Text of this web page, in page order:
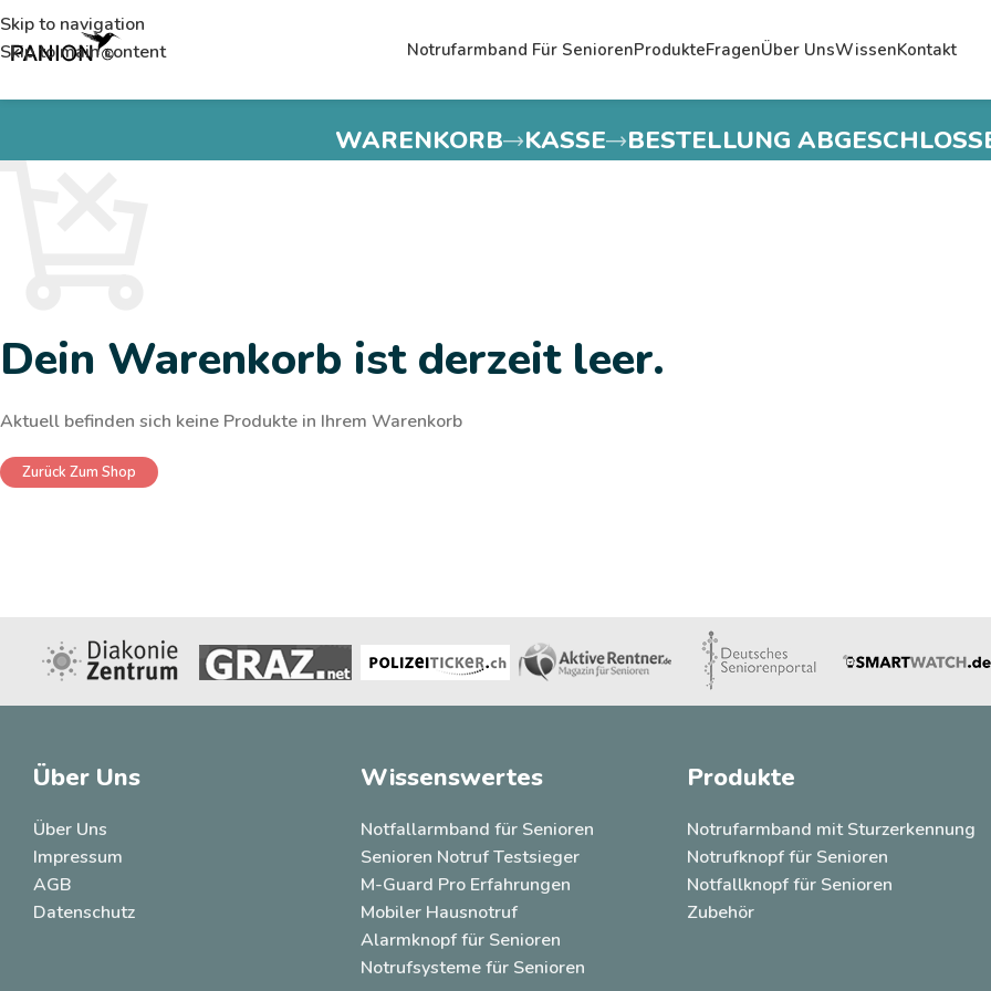
Skip to navigation
Skip to main content
Notrufarmband Für SeniorenProdukteFragenÜber UnsWissenKontakt
WARENKORB KASSE BESTELLUNG
Dein Warenkorb ist derzeit leer.
Aktuell befinden sich keine Produkte in Ihrem Warenkorb
Zurück Zum Shop
Über Uns
Über Uns
Impressum
AGB
Datenschutz
Wissenswertes
Notfallarmband für Senioren
Senioren Notruf Testsieger
M-Guard Pro Erfahrungen
Mobiler Hausnotruf
Alarmknopf für Senioren
Notrufsysteme für Senioren
Produkte
Notrufarmband mit Sturzerkennung
Notrufknopf für Senioren
Notfallknopf für Senioren
Zubehör